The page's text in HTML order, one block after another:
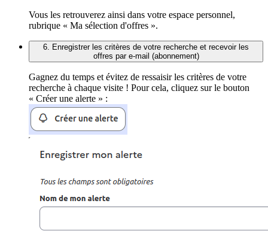
Vous les retrouverez ainsi dans votre espace personnel,
rubrique « Ma sélection d'offres ».
6. Enregistrer les critères de votre recherche et recevoir les
offres par e-mail (abonnement)
Gagnez du temps et évitez de ressaisir les critères de votre
recherche à chaque visite ! Pour cela, cliquez sur le bouton
« Créer une alerte » :